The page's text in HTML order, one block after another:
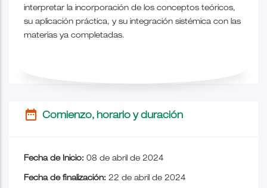
interpretar la incorporación de los conceptos teóricos,
su aplicación práctica, y su integración sistémica con las
materias ya completadas.
date_range Comienzo, horario y duración
Fecha de Inicio: 08 de abril de 2024
Fecha de finalización: 22 de abril de 2024